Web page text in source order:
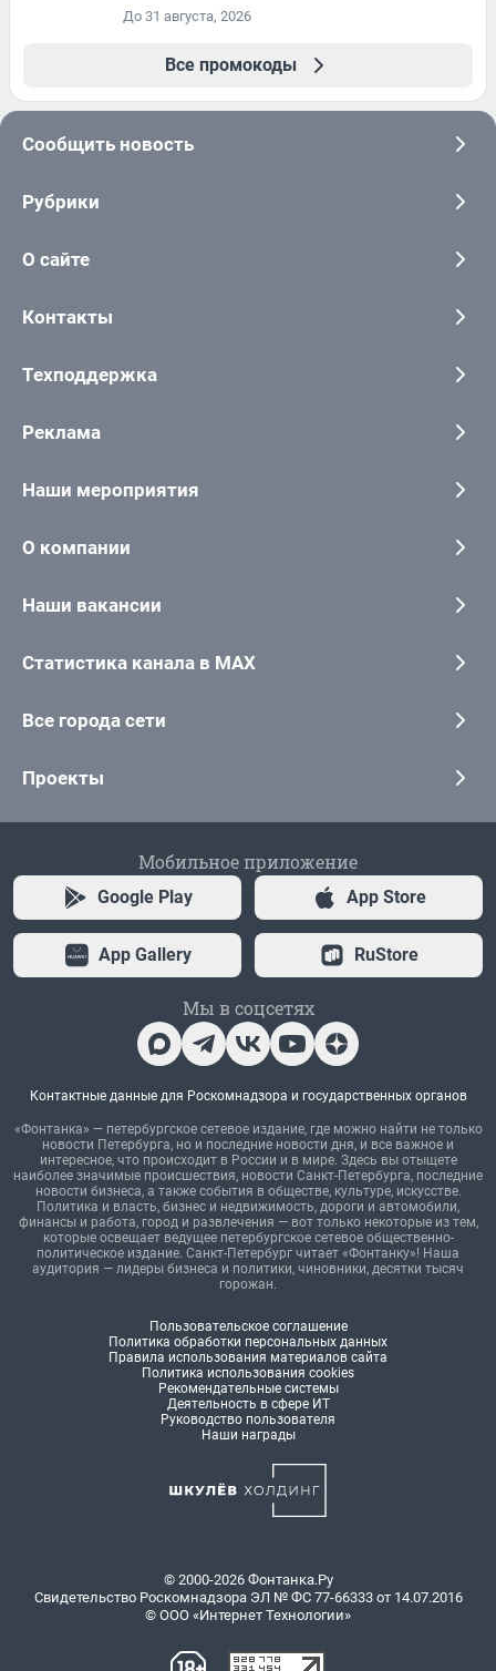
До 31 августа, 2026
Все промокоды
Сообщить новость
Рубрики
О сайте
Контакты
Техподдержка
Реклама
Наши мероприятия
О компании
Наши вакансии
Статистика канала в MAX
Все города сети
Проекты
Мобильное приложение
Google Play App Store
App Gallery RuStore
Мы в соцсетях
Контактные данные для Роскомнадзора и государственных органов
«Фонтанка» — петербургское сетевое издание, где можно найти не только
новости Петербурга, но и последние новости дня, и все важное и
интересное, что происходит в России и в мире. Здесь вы отыщете
наиболее значимые происшествия, новости Санкт-Петербурга, последние
новости бизнеса, а также события в обществе, культуре, искусстве.
Политика и власть, бизнес и недвижимость, дороги и автомобили,
финансы и работа, город и развлечения — вот только некоторые из тем,
которые освещает ведущее петербургское сетевое общественно-
политическое издание. Санкт-Петербург читает «Фонтанку»! Наша
аудитория — лидеры бизнеса и политики, чиновники, десятки тысяч
горожан.
Пользовательское соглашение
Политика обработки персональных данных
Правила использования материалов сайта
Политика использования cookies
Рекомендательные системы
Деятельность в сфере ИТ
Руководство пользователя
Наши награды
© 2000-2026 Фонтанка.Ру
Свидетельство Роскомнадзора ЭЛ № ФС 77-66333 от 14.07.2016
© ООО «Интернет Технологии»